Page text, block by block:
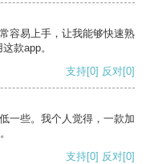
容易上手，让我能够快速熟
款app。
支持[0] 反对[0]
一些。我个人觉得，一款加
支持[0] 反对[0]